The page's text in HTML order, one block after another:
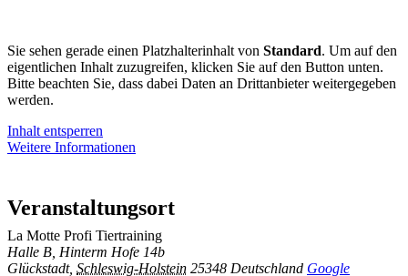
Veranstaltungsort
La Motte Profi Tiertraining
Halle B, Hinterm Hofe 14b
Glückstadt, Schleswig-Holstein 25348 Deutschland Google
Sie sehen gerade einen Platzhalterinhalt von Standard. Um auf den
eigentlichen Inhalt zuzugreifen, klicken Sie auf den Button unten.
Bitte beachten Sie, dass dabei Daten an Drittanbieter weitergegeben
werden.
Inhalt entsperren
Weitere Informationen